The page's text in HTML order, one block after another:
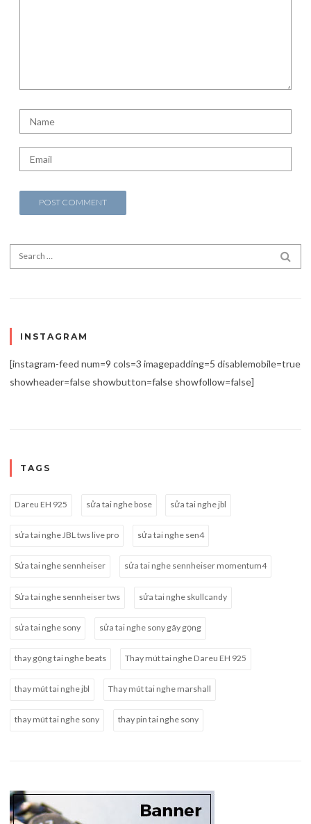
Search for:
INSTAGRAM
[instagram-feed num=9 cols=3 imagepadding=5 disablemobile=true
showheader=false showbutton=false showfollow=false]
TAGS
Dareu EH 925 sửa tai nghe bose sửa tai nghe jbl
sửa tai nghe JBL tws live pro sửa tai nghe sen4
Sửa tai nghe sennheiser sửa tai nghe sennheiser momentum4
Sửa tai nghe sennheiser tws sửa tai nghe skullcandy
sửa tai nghe sony sửa tai nghe sony gãy gọng
thay gọng tai nghe beats Thay mút tai nghe Dareu EH 925
thay mút tai nghe jbl Thay mút tai nghe marshall
thay mút tai nghe sony thay pin tai nghe sony